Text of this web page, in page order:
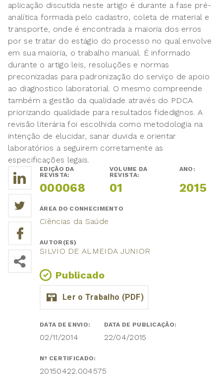
aplicação discutida neste artigo é durante a fase pré-
analítica formada pelo cadastro, coleta de material e
transporte, onde é encontrada a maioria dos erros
por se tratar do estágio do processo no qual envolve
em sua maioria, o trabalho manual. É informado
durante o artigo leis, resoluções e normas
preconizadas para padronização do serviço de apoio
ao diagnostico laboratorial. O mesmo compreende
também a gestão da qualidade através do PDCA
priorizando qualidade para resultados fidedignos. A
revisão literária foi escolhida como metodologia na
intenção de elucidar, sanar duvida e orientar
laboratórios a seguirem corretamente as
especificações legais.
EDIÇÃO DA
REVISTA:
000068
VOLUME DA
REVISTA:
01
ANO:
2015
ÁREA DO CONHECIMENTO
Ciências da Saúde
AUTOR(ES)
SILVIO DE ALMEIDA JUNIOR
Publicado
DATA DE ENVIO:
02/11/2014
DATA DE PUBLICAÇÃO:
22/04/2015
Nº CERTIFICADO:
20150422.004575